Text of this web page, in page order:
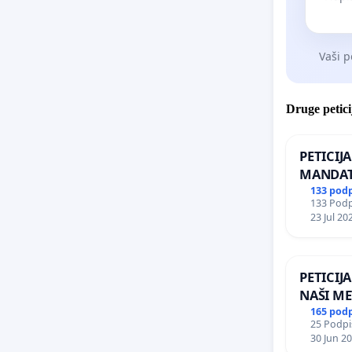
postne
veje
Leta
sodbo
prijazno
slabo,
Lažna
pa
Vaši
Druge
133
133
23 Jul
NAŠI
165
25
30 Jun